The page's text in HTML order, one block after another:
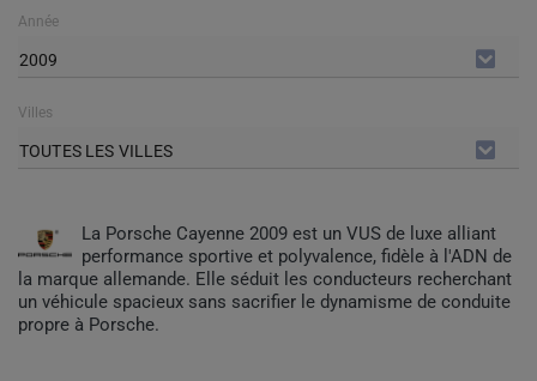
Année
2009
Villes
TOUTES LES VILLES
La Porsche Cayenne 2009 est un VUS de luxe alliant
performance sportive et polyvalence, fidèle à l'ADN de
la marque allemande. Elle séduit les conducteurs recherchant
un véhicule spacieux sans sacrifier le dynamisme de conduite
propre à Porsche.